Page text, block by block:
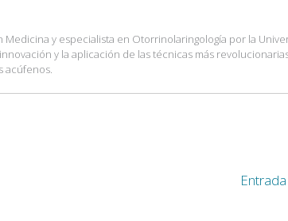
y especialista en Otorrinolaringología por la
y la aplicación de las técnicas más
acúfenos.